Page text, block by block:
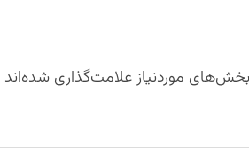
بخش‌های موردنیاز علامت‌گذاری شده‌اند